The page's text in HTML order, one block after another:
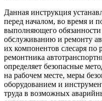
Данная инструкция
перед началом, во время и
выполняющего
обслуживанию и ремонту
их компонентов слесаря по
ремонтника
определяет безопасные
на рабочем месте, меры
оборудованием и
труда в возможных